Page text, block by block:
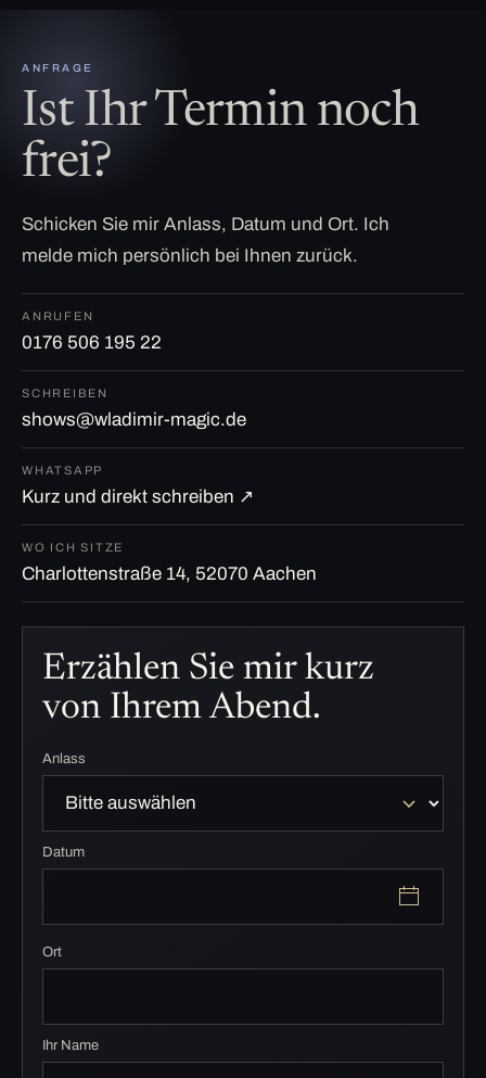
ANFRAGE
Ist Ihr Termin noch
frei?
Schicken Sie mir Anlass, Datum und Ort. Ich
melde mich persönlich bei Ihnen zurück.
ANRUFEN
0176 506 195 22
SCHREIBEN
shows@wladimir-magic.de
WHATSAPP
Kurz und direkt schreiben ↗
WO ICH SITZE
Charlottenstraße 14, 52070 Aachen
Erzählen Sie mir kurz
von Ihrem Abend.
Anlass
Datum
Ort
Ihr Name